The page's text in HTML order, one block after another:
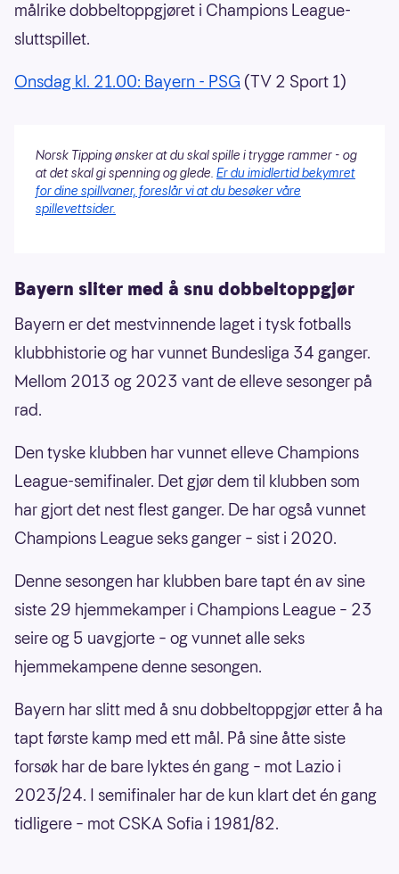
målrike dobbeltoppgjøret i Champions League-
sluttspillet.
Onsdag kl. 21.00: Bayern - PSG (TV 2 Sport 1)
Norsk Tipping ønsker at du skal spille i trygge rammer - og
at det skal gi spenning og glede. Er du imidlertid bekymret
for dine spillvaner, foreslår vi at du besøker våre
spillevettsider.
Bayern sliter med å snu dobbeltoppgjør
Bayern er det mestvinnende laget i tysk fotballs
klubbhistorie og har vunnet Bundesliga 34 ganger.
Mellom 2013 og 2023 vant de elleve sesonger på
rad.
Den tyske klubben har vunnet elleve Champions
League-semifinaler. Det gjør dem til klubben som
har gjort det nest flest ganger. De har også vunnet
Champions League seks ganger – sist i 2020.
Denne sesongen har klubben bare tapt én av sine
siste 29 hjemmekamper i Champions League – 23
seire og 5 uavgjorte – og vunnet alle seks
hjemmekampene denne sesongen.
Bayern har slitt med å snu dobbeltoppgjør etter å ha
tapt første kamp med ett mål. På sine åtte siste
forsøk har de bare lyktes én gang – mot Lazio i
2023/24. I semifinaler har de kun klart det én gang
tidligere – mot CSKA Sofia i 1981/82.